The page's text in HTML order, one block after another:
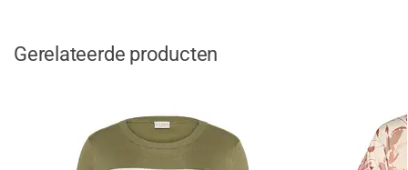
Gerelateerde producten